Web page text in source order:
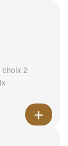
choix 2